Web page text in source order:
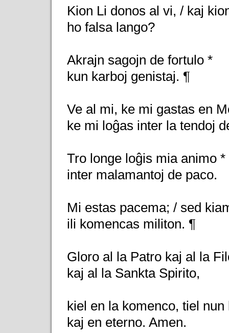
Kion Li donos al vi, / kaj
ho falsa lango?
Akrajn sagojn de fortulo *
kun karboj genistaj. ¶
Ve al mi, ke mi gastas en
ke mi loĝas inter la tendoj
Tro longe loĝis mia animo *
inter malamantoj de paco.
Mi estas pacema; / sed
ili komencas militon. ¶
Gloro al la Patro kaj al la
kaj al la Sankta Spirito,
kiel en la komenco, tiel
kaj en eterno. Amen.